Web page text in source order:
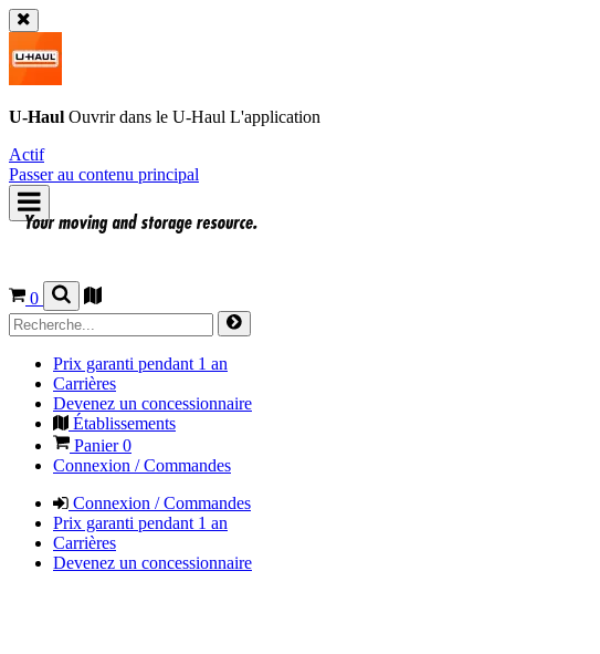
U-Haul Ouvrir dans le U-Haul L'application
Actif
Passer au contenu principal
0
Prix garanti pendant 1 an
Carrières
Devenez un concessionnaire
Établissements
Panier0
Connexion / Commandes
Connexion / Commandes
Prix garanti pendant 1 an
Carrières
Devenez un concessionnaire